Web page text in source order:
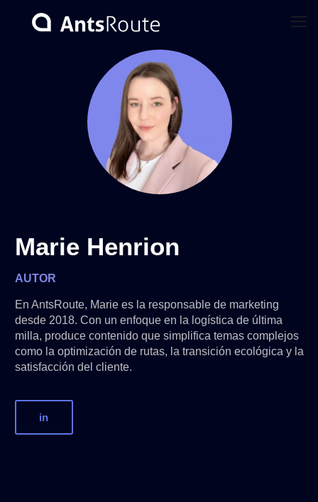
Marie Henrion
AUTOR
En AntsRoute, Marie es la responsable de marketing
desde 2018. Con un enfoque en la logística de última
milla, produce contenido que simplifica temas complejos
como la optimización de rutas, la transición ecológica y la
satisfacción del cliente.
in